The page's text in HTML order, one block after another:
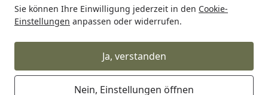
Sie können Ihre Einwilligung jederzeit in den Cookie-
Einstellungen anpassen oder widerrufen.
Ja, verstanden
Nein, Einstellungen öffnen
Startseite
Zaun Sichtschutzzaun BPC & WPC Sichtschutz Zäune
TraumGarten DESIGN WPC Alu
Rahmen Anthrazit/Anthrazit, 95 x
180cm